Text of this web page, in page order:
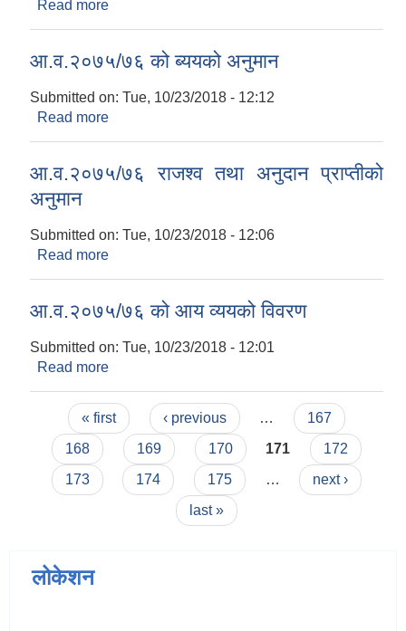
Read more
आ.व.२०७५/७६ को ब्ययको अनुमान
Submitted on: Tue, 10/23/2018 - 12:12
Read more
आ.व.२०७५/७६ राजश्व तथा अनुदान प्राप्तीको
अनुमान
Submitted on: Tue, 10/23/2018 - 12:06
Read more
आ.व.२०७५/७६ को आय व्ययको विवरण
Submitted on: Tue, 10/23/2018 - 12:01
Read more
Pages« first ‹ previous …
167
168
169 170 171
172
173
174 175 …
next ›
last »
लोकेशन